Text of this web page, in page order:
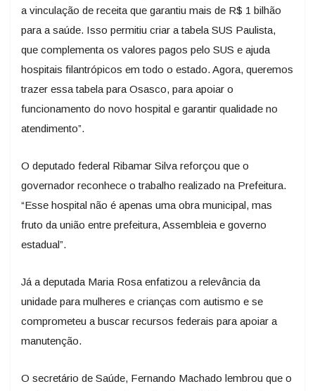
a vinculação de receita que garantiu mais de R$ 1 bilhão
para a saúde. Isso permitiu criar a tabela SUS Paulista,
que complementa os valores pagos pelo SUS e ajuda
hospitais filantrópicos em todo o estado. Agora, queremos
trazer essa tabela para Osasco, para apoiar o
funcionamento do novo hospital e garantir qualidade no
atendimento”.
O deputado federal Ribamar Silva reforçou que o
governador reconhece o trabalho realizado na Prefeitura.
“Esse hospital não é apenas uma obra municipal, mas
fruto da união entre prefeitura, Assembleia e governo
estadual”.
Já a deputada Maria Rosa enfatizou a relevância da
unidade para mulheres e crianças com autismo e se
comprometeu a buscar recursos federais para apoiar a
manutenção.
O secretário de Saúde, Fernando Machado lembrou que o